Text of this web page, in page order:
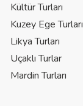
Kültür Turları
Kuzey Ege Turları
Likya Turları
Uçaklı Turlar
Mardin Turları